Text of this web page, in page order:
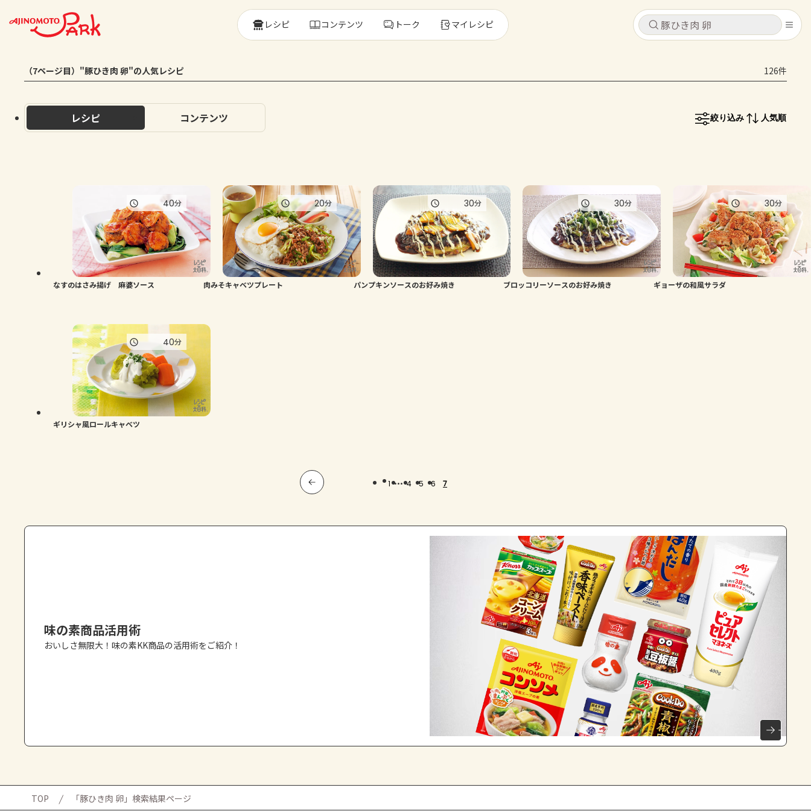
キャンセル
ログインするとレシピを保存できます
コンテンツ
レシピ
トーク
よくあるお問い合わせ
キャンセル
レシピ コンテンツ
レシピ コンテンツ トーク マイレシピ
（7ページ目）"豚ひき肉 卵"の人気レシピ 126件
レシピ コンテンツ 絞り込み 人気順
なすのはさみ揚げ 麻婆ソース
40分
肉みそキャベツプレート
20分
パンプキンソースのお好み焼き
30分
ブロッコリーソースのお好み焼き
30分
ギョーザの和風サラダ
30分
ギリシャ風ロールキャベツ
40分
1 ... 4 5 6 7
味の素商品活用術
おいしさ無限大！味の素KK商品の活用術をご紹介！
TOP 「豚ひき肉 卵」検索結果ページ